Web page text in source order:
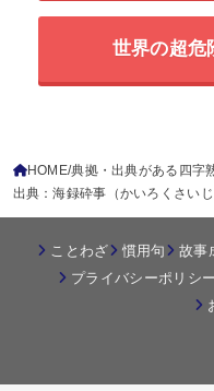
世界の超危
HOME 典拠・出典がある四字
出典：海録砕事（かいろくさい
ことわざ 慣用句 故事
プライバシーポリシー